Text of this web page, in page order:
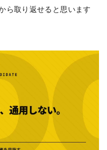
ら取り返せると思います